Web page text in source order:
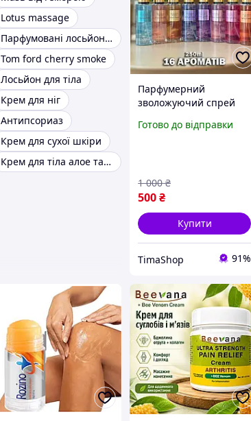
Lotus massage
Парфумовані лосьйони для тіла
Tom ford cherry smoke
Лосьйон для тіла
Крем для ніг
Антипсориаз
Крем для сухої шкіри
Крем для тіла алое та огірок
Парфумерний
зволожуючий спрей
лосьйон бітер засіб для
Готово до відправки
500₴
1 000 ₴
Купити
TimaShop 91%